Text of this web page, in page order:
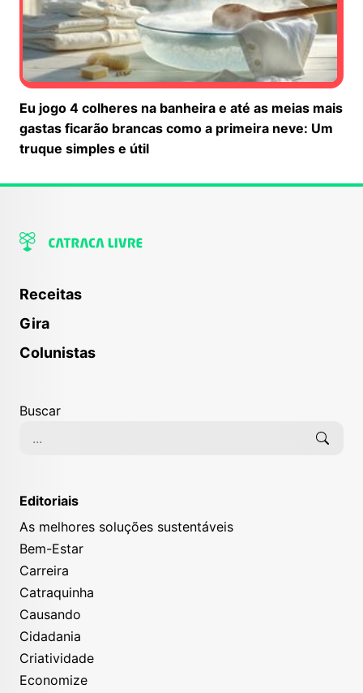
Eu jogo 4 colheres na banheira e até as meias mais
gastas ficarão brancas como a primeira neve: Um
truque simples e útil
Receitas
Gira
Colunistas
Buscar
Editoriais
As melhores soluções sustentáveis
Bem-Estar
Carreira
Catraquinha
Causando
Cidadania
Criatividade
Economize